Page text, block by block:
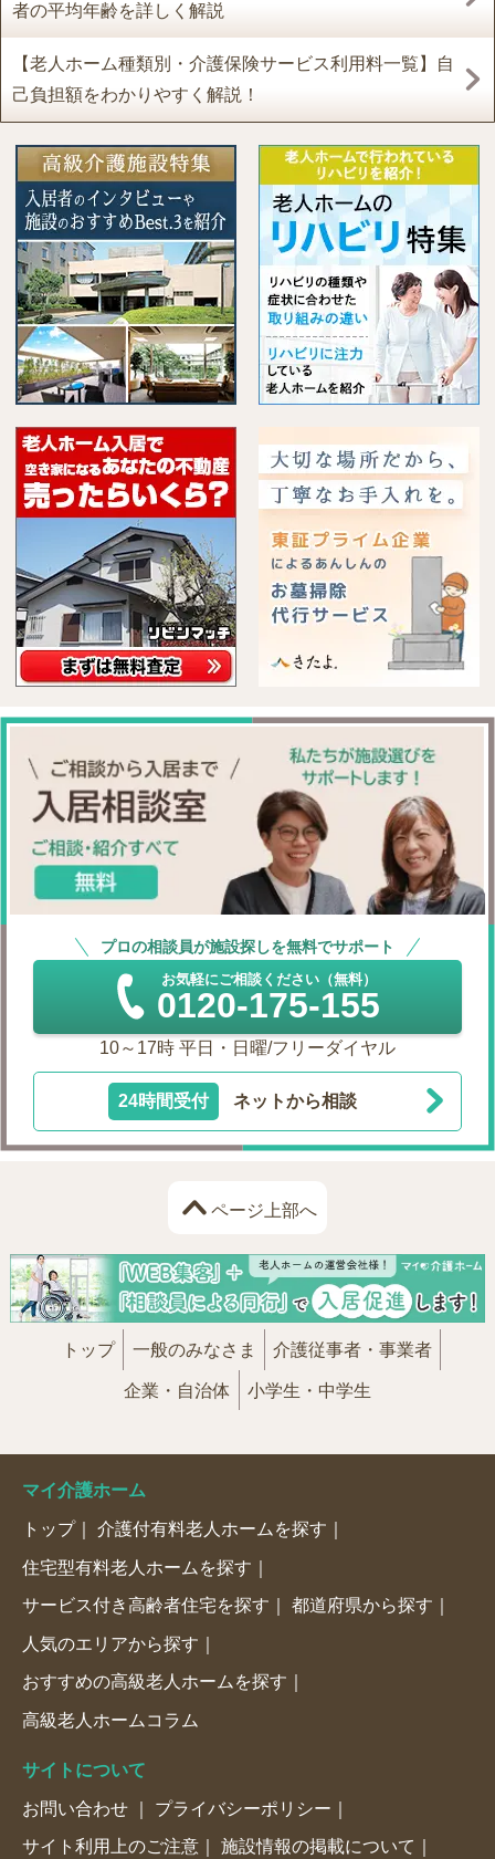
者の平均年齢を詳しく解説
【老人ホーム種類別・介護保険サービス利用料一覧】自
己負担額をわかりやすく解説！
プロの相談員が施設探しを無料でサポート
お気軽にご相談ください（無料）
0120-175-155
10～17時 平日・日曜/フリーダイヤル
24時間受付 ネットから相談
ページ上部へ
トップ 一般のみなさま 介護従事者・事業者
企業・自治体 小学生・中学生
マイ介護ホーム
トップ 介護付有料老人ホームを探す
住宅型有料老人ホームを探す
サービス付き高齢者住宅を探す 都道府県から探す
人気のエリアから探す
おすすめの高級老人ホームを探す
高級老人ホームコラム
サイトについて
お問い合わせ プライバシーポリシー
サイト利用上のご注意 施設情報の掲載について